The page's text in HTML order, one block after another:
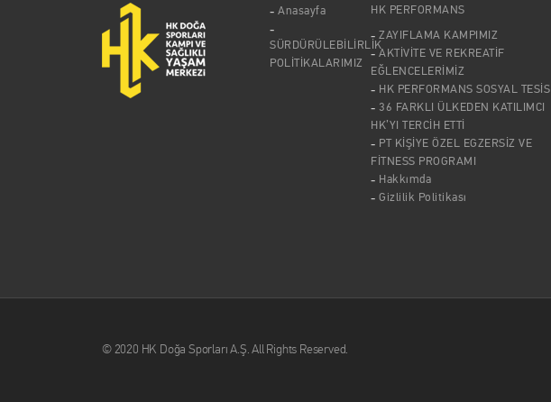
Anasayfa
SÜRDÜRÜLEBİLİRLİK
POLİTİKALARIMIZ
HK PERFORMANS
ZAYIFLAMA KAMPIMIZ
AKTİVİTE VE REKREATİF
EĞLENCELERİMİZ
HK PERFORMANS SOSYAL TESİS
36 FARKLI ÜLKEDEN KATILIMCI
HK’YI TERCİH ETTİ
PT KİŞİYE ÖZEL EGZERSİZ VE
FİTNESS PROGRAMI
Hakkımda
Gizlilik Politikası
© 2020 HK Doğa Sporları A.Ş. All Rights Reserved.